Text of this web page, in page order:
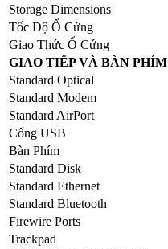
Storage Dimensions
Tốc Độ Ổ Cứng
Giao Thức Ổ Cứng
GIAO TIẾP VÀ BÀN PHÍM
Standard Optical
Standard Modem
Standard AirPort
Cổng USB
Bàn Phím
Standard Disk
Standard Ethernet
Standard Bluetooth
Firewire Ports
Trackpad